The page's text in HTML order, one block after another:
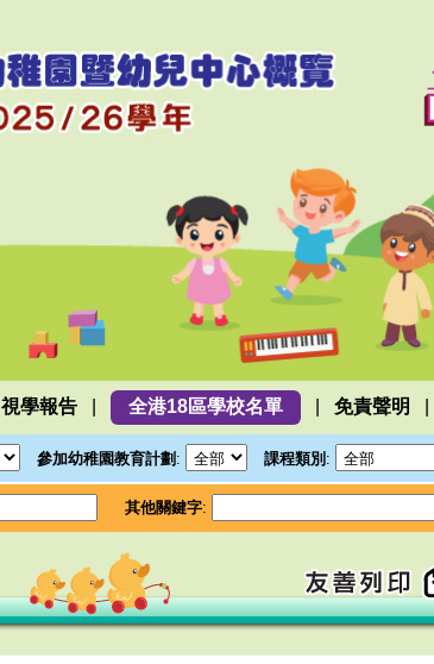
視學報告 全港18區學校名單 免責聲明
參加幼稚園教育計劃 : 課程類別 :
其他關鍵字: